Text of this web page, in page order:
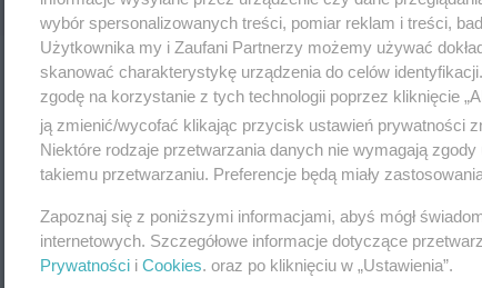
wybór spersonalizowanych treści, pomiar reklam i treści,
Użytkownika my i Zaufani Partnerzy możemy używać
skanować charakterystykę urządzenia do celów
zgodę na korzystanie z tych technologii poprzez kliknięcie
ją zmienić/wycofać klikając przycisk ustawień prywatności
Niektóre rodzaje przetwarzania danych nie wymagają
takiemu przetwarzaniu. Preferencje będą miały
Zapoznaj się z poniższymi informacjami, abyś mógł
internetowych. Szczegółowe informacje dotyczące
Prywatności i Cookies. oraz po kliknięciu w „Ustawienia”.